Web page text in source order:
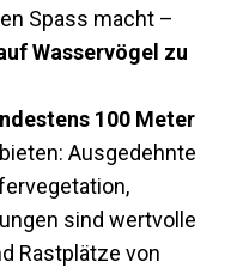
Spass macht –
Wasservögel zu
100 Meter
Ausgedehnte
sind wertvolle
Rastplätze von